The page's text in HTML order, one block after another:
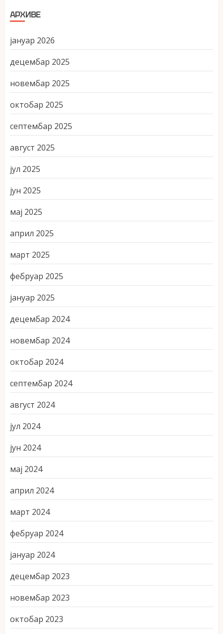
АРХИВЕ
јануар 2026
децембар 2025
новембар 2025
октобар 2025
септембар 2025
август 2025
јул 2025
јун 2025
мај 2025
април 2025
март 2025
фебруар 2025
јануар 2025
децембар 2024
новембар 2024
октобар 2024
септембар 2024
август 2024
јул 2024
јун 2024
мај 2024
април 2024
март 2024
фебруар 2024
јануар 2024
децембар 2023
новембар 2023
октобар 2023